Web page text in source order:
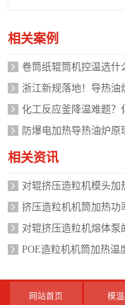
相关案例
卷筒纸辊筒机控温选什
化工反应釜降温难题？
防爆电加热导热油炉
相关资讯
对辊挤压造粒机模头加
挤压造粒机机筒加热功
对辊挤压造粒机熔体泵
POE造粒机机筒加热温
网站首页 模